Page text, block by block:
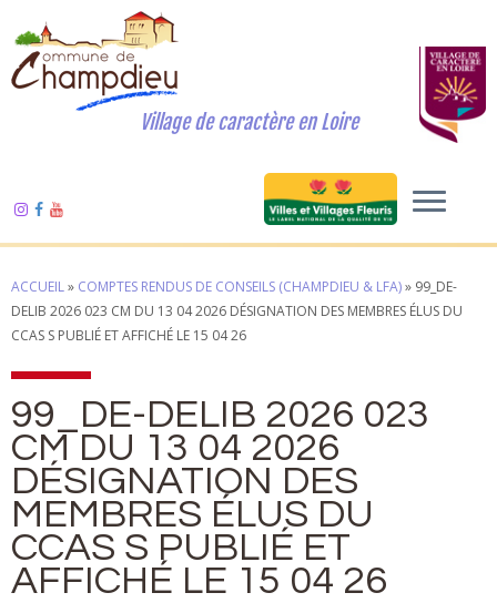
Village de caractère en Loire
ACCUEIL» COMPTES RENDUS DE CONSEILS (CHAMPDIEU & LFA)» 99_DE-
DELIB 2026 023 CM DU 13 04 2026 DÉSIGNATION DES MEMBRES ÉLUS DU
CCAS S PUBLIÉ ET AFFICHÉ LE 15 04 26
99_DE-DELIB 2026 023
CM DU 13 04 2026
DÉSIGNATION DES
MEMBRES ÉLUS DU
CCAS S PUBLIÉ ET
AFFICHÉ LE 15 04 26